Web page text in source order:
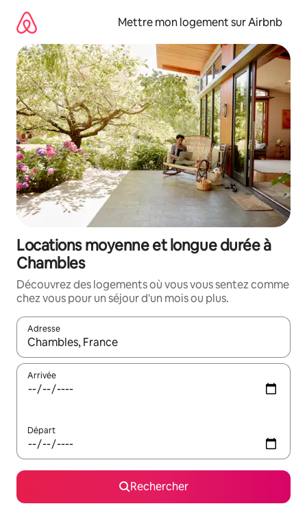
directement
contenu
Mettre mon logement sur Airbnb
Locations moyenne et longue durée à
Chambles
Découvrez des logements où vous vous sentez comme
chez vous pour un séjour d'un mois ou plus.
Adresse
Lorsque les résultats s'affichent, utilisez les flèches vers le
Arrivée
Départ
Rechercher